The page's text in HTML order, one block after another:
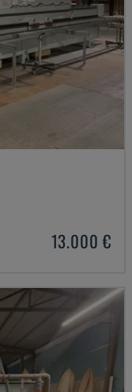
13.000 €